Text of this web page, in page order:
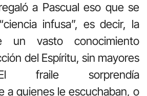
a Pascual eso que se
infusa”, es decir, la
un vasto conocimiento
del Espíritu, sin mayores
fraile sorprendía
a quienes le escuchaban, o